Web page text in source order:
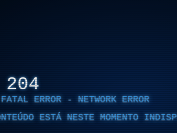
204
ERROR - NETWORK ERROR
ESTÁ NESTE MOMENTO